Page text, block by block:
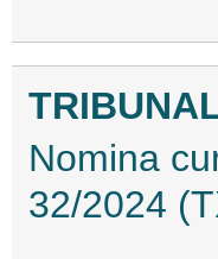
Nomina
32/2024